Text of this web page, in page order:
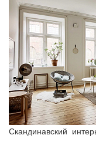
Скандинавский